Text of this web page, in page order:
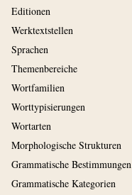
Editionen
Werktextstellen
Sprachen
Themenbereiche
Wortfamilien
Worttypisierungen
Wortarten
Morphologische Strukturen
Grammatische Bestimmungen
Grammatische Kategorien